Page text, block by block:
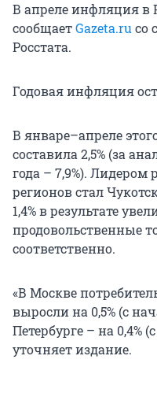
В апреле инфляция в
сообщаетGazeta.ru со
Росстата.
Годовая инфляция
В январе–апреле
составила 2,5% (за
года – 7,9%). Лидером
регионов стал
1,4% в результате
продовольственные
соответственно.
«В Москве
выросли на 0,5% (с
Петербурге – на 0,4%
уточняет издание.